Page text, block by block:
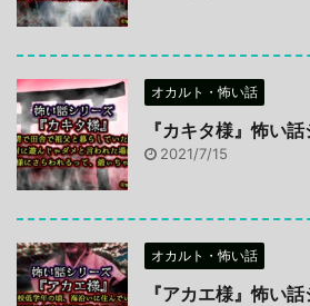
オカルト・怖い話
『カキタ様』怖い
2021/7/15
オカルト・怖い話
『アカエ様』怖い